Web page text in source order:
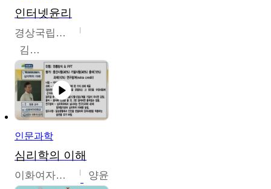
인터넷윤리
경상국립대학교
김대군
인문과학
심리학의 이해
이화여자대학교 양윤